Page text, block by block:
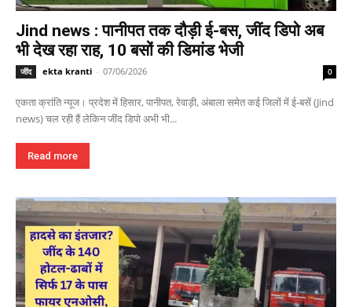
Jind news : पानीपत तक दौड़ी ई-बस, जींद डिपो अब
भी देख रहा राह, 10 बसों की डिमांड भेजी
जींद ekta kranti - 07/06/2026 0
एकता क्रांति न्यूज। प्रदेश में हिसार, पानीपत, रेवाड़ी, अंबाला समेत कई जिलों में ई-बसें (Jind
news) चल रही हैं लेकिन जींद डिपो अभी भी...
Read more